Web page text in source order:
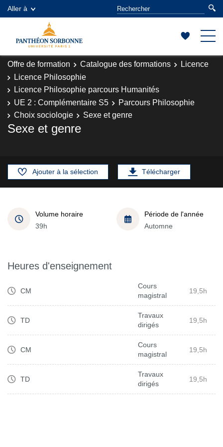
Aller à
Offre de formation Catalogue des formations
Licence
Licence Philosophie
Licence Philosophie parcours Humanités
UE 2 : Complémentaire S5
Parcours Philosophie
Choix sociologie
Sexe et genre
Sexe et genre
Ajouter à la sélection Télécharger
Volume horaire
39h
Période de l'année
Automne
Heures d'enseignement
CM
Cours
magistral
19,5h
TD
Travaux
dirigés
19,5h
CM
Cours
magistral
19,5h
TD
Travaux
dirigés
19,5h